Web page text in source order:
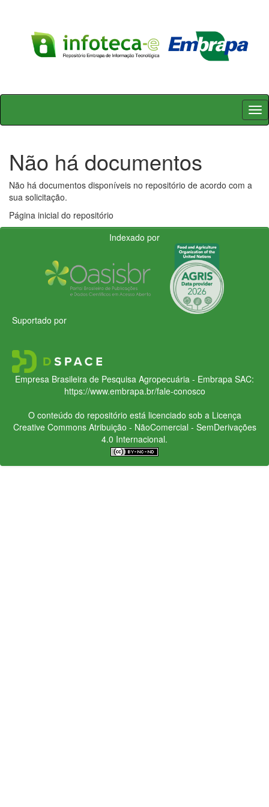
Skip
Não há documentos
Não há documentos disponíveis no repositório de acordo com a
sua solicitação.
Página inicial do repositório
Indexado por
Suportado por
Empresa Brasileira de Pesquisa Agropecuária - Embrapa SAC:
https://www.embrapa.br/fale-conosco
O conteúdo do repositório está licenciado sob a Licença
Creative CommonsAtribuição - NãoComercial - SemDerivações
4.0 Internacional.